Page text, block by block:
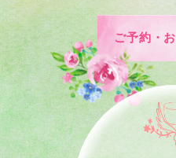
ご予約・